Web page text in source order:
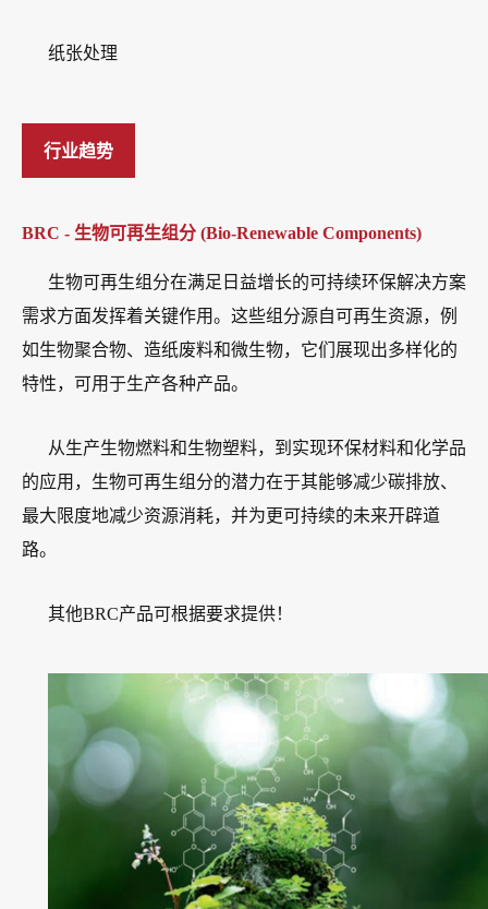
纸张处理
行业趋势
BRC - 生物可再生组分 (Bio-Renewable Components)
生物可再生组分在满足日益增长的可持续环保解决方案
需求方面发挥着关键作用。这些组分源自可再生资源，例
如生物聚合物、造纸废料和微生物，它们展现出多样化的
特性，可用于生产各种产品。
从生产生物燃料和生物塑料，到实现环保材料和化学品
的应用，生物可再生组分的潜力在于其能够减少碳排放、
最大限度地减少资源消耗，并为更可持续的未来开辟道
路。
其他BRC产品可根据要求提供！